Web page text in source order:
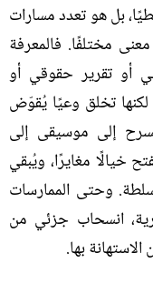
بل هو تعدد مسارات
مختلفًا. فالمعرفة
أو تقرير حقوقي أو
لكنها تخلق وعيًا يُقوّض
إلى موسيقى إلى
خيالًا مغايرًا، ويُبقي
. وحتى الممارسات
انسحاب جزئي من
بها.